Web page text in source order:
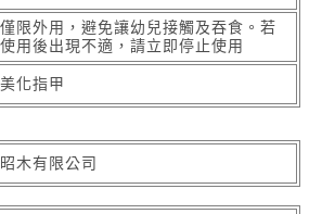
僅限外用，避免讓幼兒接觸及吞食。若
使用後出現不適，請立即停止使用
美化指甲
昭木有限公司